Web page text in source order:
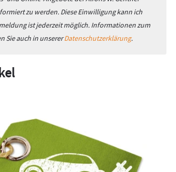
zu werden. Diese Einwilligung kann ich
ist jederzeit möglich. Informationen zum
Sie auch in unsererDatenschutzerklärung.